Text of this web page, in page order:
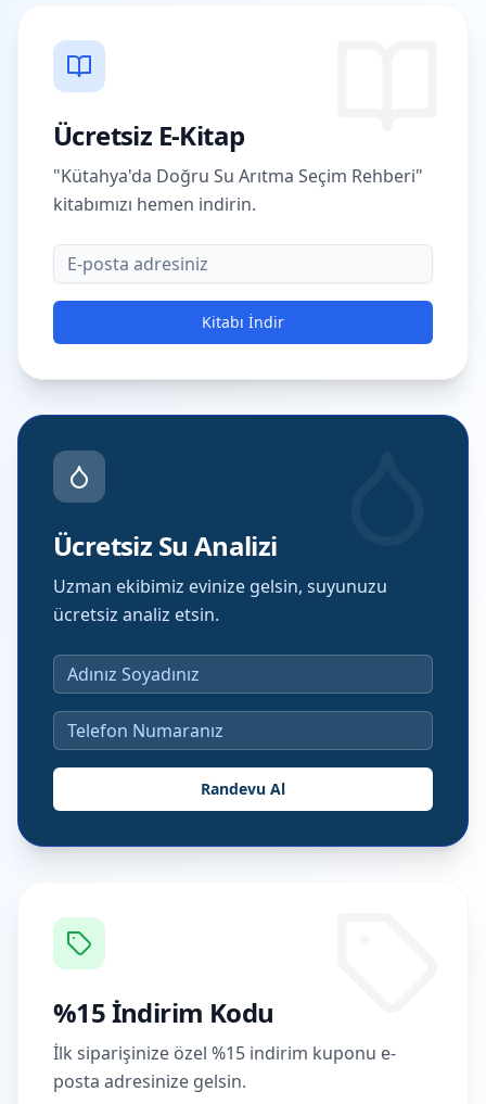
Ücretsiz E-Kitap
"Kütahya'da Doğru Su Arıtma Seçim Rehberi"
kitabımızı hemen indirin.
E-posta
Kitabı İndir
Ücretsiz Su Analizi
Uzman ekibimiz evinize gelsin, suyunuzu
ücretsiz analiz etsin.
Randevu Al
%15 İndirim Kodu
İlk siparişinize özel %15 indirim kuponu e-
posta adresinize gelsin.